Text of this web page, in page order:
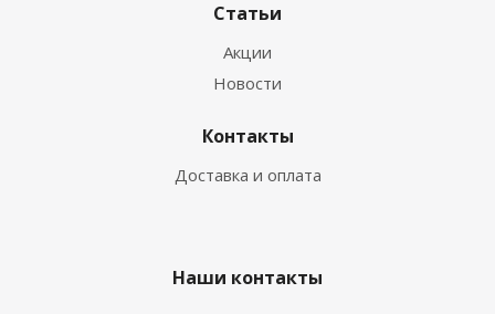
Статьи
Акции
Новости
Контакты
Доставка и оплата
Наши контакты